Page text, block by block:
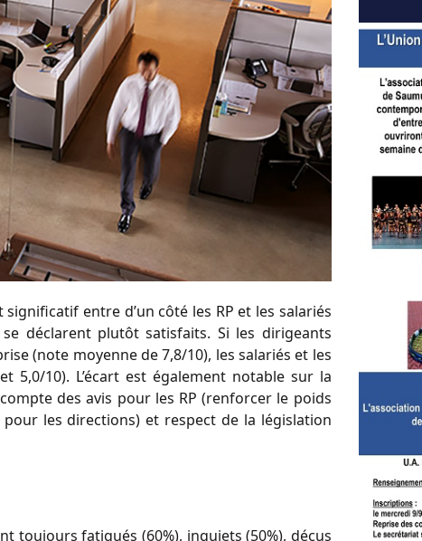
entre d’un côté les RP et les salariés
déclarent plutôt satisfaits. Si les dirigeants
(note moyenne de 7,8/10), les salariés et les
5,0/10). L’écart est également notable sur la
des avis pour les RP (renforcer le poids
les directions) et respect de la législation
toujours fatigués (60%), inquiets (50%), déçus